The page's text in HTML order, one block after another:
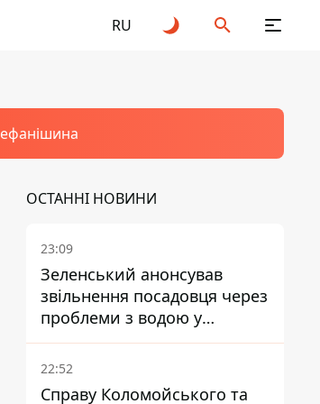
RU
ОСТАННІ НОВИНИ
23:09
Зеленський анонсував
звільнення посадовця через
проблеми з водою у
Марганці
22:52
Справу Коломойського та